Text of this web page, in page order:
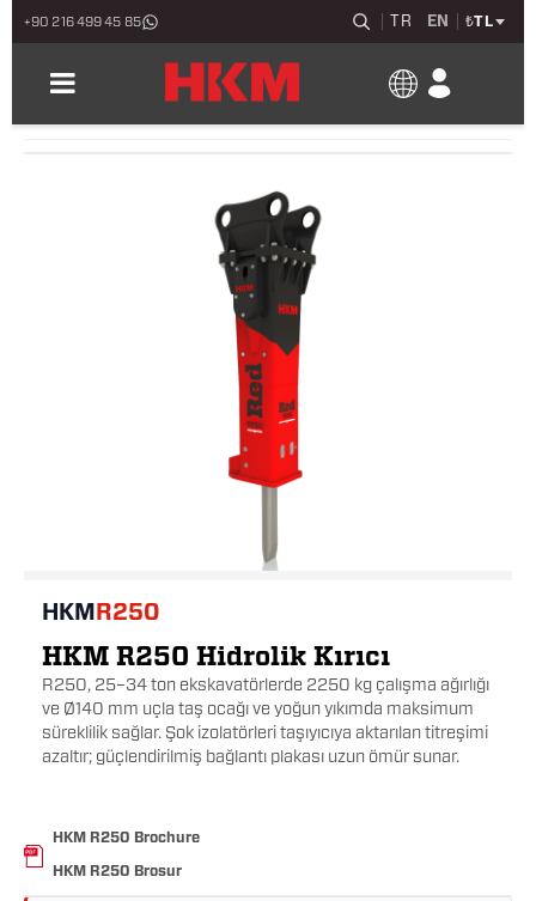
+90 216 499 45 85 TR EN ₺TL
HKM R250
HKM R250 Hidrolik Kırıcı
R250, 25–34 ton ekskavatörlerde 2250 kg çalışma ağırlığı
ve Ø140 mm uçla taş ocağı ve yoğun yıkımda maksimum
süreklilik sağlar. Şok izolatörleri taşıyıcıya aktarılan titreşimi
azaltır; güçlendirilmiş bağlantı plakası uzun ömür sunar.
HKM R250 Brochure
HKM R250 Brosur